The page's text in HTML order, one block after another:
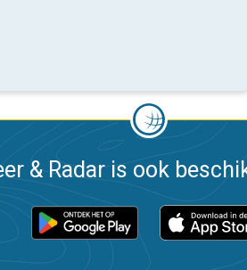
& Radar is ook